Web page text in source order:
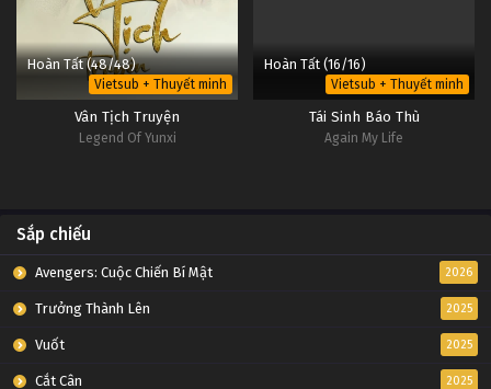
Hoàn Tất (48/48)
Vietsub + Thuyết minh
Vân Tịch Truyện
Legend Of Yunxi
Hoàn Tất (16/16)
Vietsub + Thuyết minh
Tái Sinh Báo Thù
Again My Life
Sắp chiếu
Avengers: Cuộc Chiến Bí Mật 2026
Trưởng Thành Lên 2025
Vuốt 2025
Cắt Cân 2025